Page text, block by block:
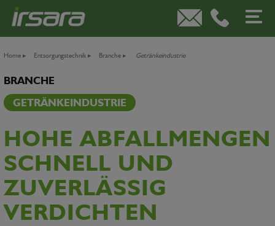
Home ▸ Entsorgungstechnik ▸ Branche ▸ Getränkeindustrie
BRANCHE
GETRÄNKEINDUSTRIE
HOHE ABFALLMENGEN
SCHNELL UND
ZUVERLÄSSIG
VERDICHTEN